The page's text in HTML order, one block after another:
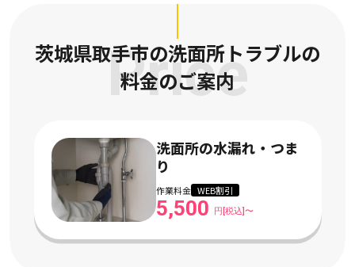
Price
茨城県取手市の洗面所トラブルの
料金のご案内
洗面所の水漏れ・つま
り
作業料金 WEB割引
5,500 円[税込]〜